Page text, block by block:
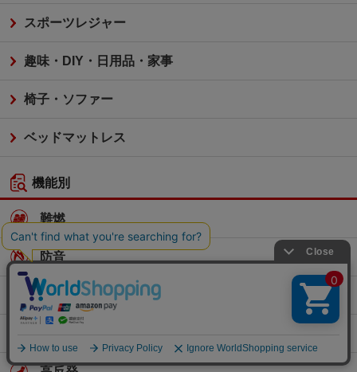
スポーツレジャー
趣味・DIY・日用品・家事
椅子・ソファー
ベッドマットレス
機能別
難燃
防音
帯電防止